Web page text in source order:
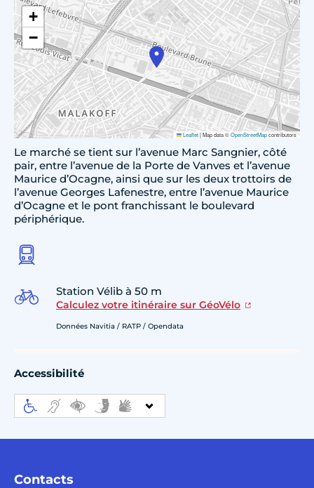
+
−
Leaflet|Map data ©OpenStreetMapcontributors
Le marché se tient sur l’avenue Marc Sangnier, côté
pair, entre l’avenue de la Porte de Vanves et l’avenue
Maurice d’Ocagne, ainsi que sur les deux trottoirs de
l’avenue Georges Lafenestre, entre l’avenue Maurice
d’Ocagne et le pont franchissant le boulevard
périphérique.
Station Vélib à 50 m
Calculez votre itinéraire sur GéoVélo
Données Navitia / RATP / Opendata
Accessibilité
Contacts